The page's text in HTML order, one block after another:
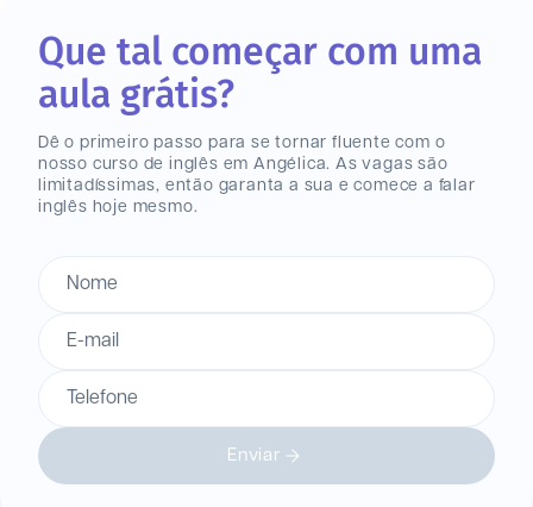
Que tal começar com uma
aula grátis?
Dê o primeiro passo para se tornar fluente com o
nosso curso de inglês em Angélica. As vagas são
limitadíssimas, então garanta a sua e comece a falar
inglês hoje mesmo.
Nome
E-mail
Telefone
Enviar